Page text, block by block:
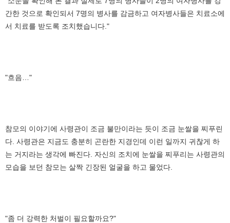
간한 것으로 확인되서 7명의 병사를 감금하고 여자병사들은 치료소에
서 치료를 받도록 조치했습니다."
"흐음…"
참모의 이야기에 사령관이 조금 불만이라는 듯이 조금 눈쌀을 찌푸린
다. 사령관은 지금도 충분히 곤란한 지경인데 이런 일까지 귀찮게 하
는 거지라는 생각에 빠진다. 자신의 조치에 눈쌀을 찌푸리는 사령관의
모습을 보던 참모는 살짝 긴장된 얼굴을 하고 물었다.
"좀 더 강력한 처벌이 필요할까요?"